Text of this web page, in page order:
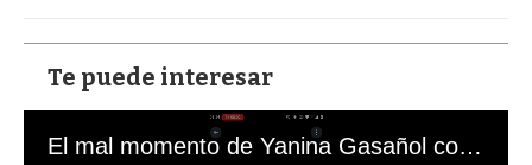
Te puede interesar
El mal momento de Yanina Gasañol con un hincha argentino en "Subrayado"